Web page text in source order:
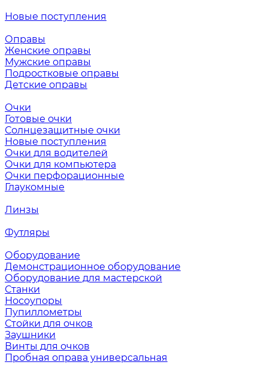
Новые поступления
Оправы
Женские оправы
Мужские оправы
Подростковые оправы
Детские оправы
Очки
Готовые очки
Солнцезащитные очки
Новые поступления
Очки для водителей
Очки для компьютера
Очки перфорационные
Глаукомные
Линзы
Футляры
Оборудование
Демонстрационное оборудование
Оборудование для мастерской
Станки
Носоупоры
Пупиллометры
Стойки для очков
Заушники
Винты для очков
Пробная оправа универсальная